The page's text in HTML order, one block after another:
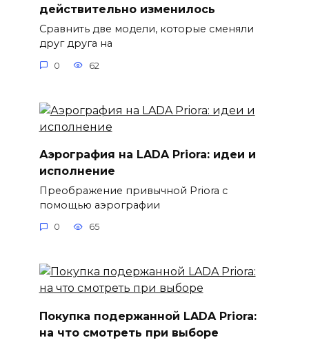
действительно изменилось
Сравнить две модели, которые сменяли
друг друга на
0 62
Аэрография на LADA Priora: идеи и
исполнение
Преображение привычной Priora с
помощью аэрографии
0 65
Покупка подержанной LADA Priora:
на что смотреть при выборе